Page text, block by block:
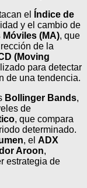
el
Índice de
y el cambio de
Móviles (MA), que
de la
(Moving
para detectar
de una tendencia.
Bollinger Bands,
de
, que compara
determinado.
, el ADX
Aroon,
estrategia de